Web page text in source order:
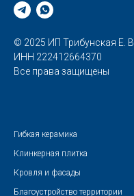
© 2025 ИП Трибунская Е. В.
ИНН 222412664370
Все права защищены
Гибкая керамика
Клинкерная плитка
Кровля и фасады
Благоустройство территории